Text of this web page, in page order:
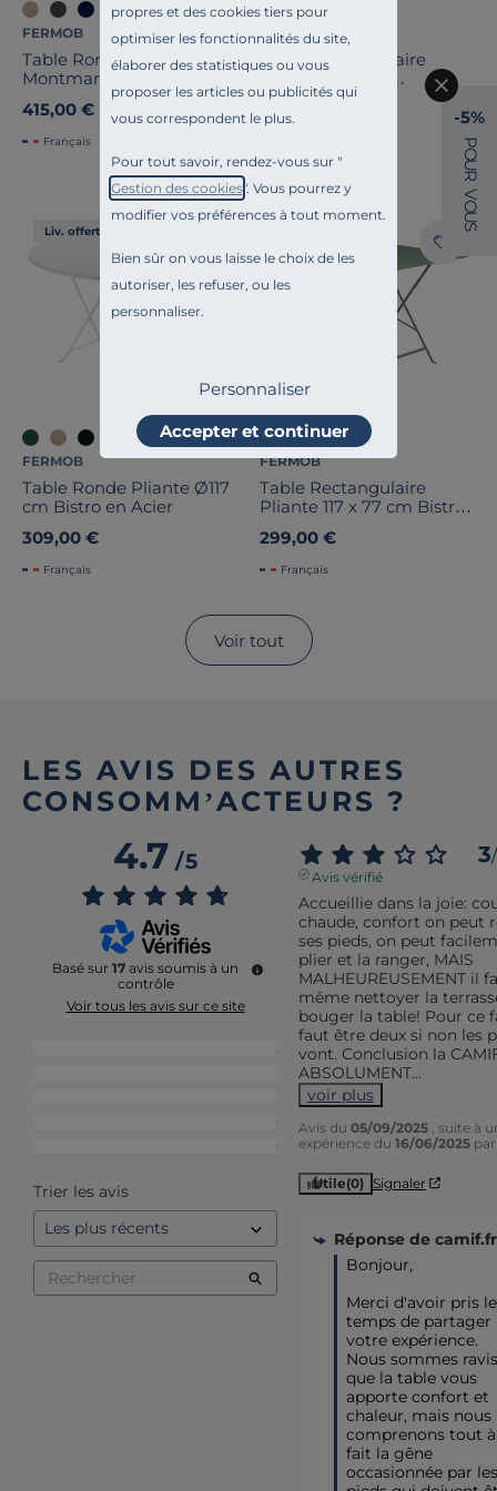
propres et des cookies tiers pour
optimiser les fonctionnalités du site,
élaborer des statistiques ou vous
proposer les articles ou publicités qui
vous correspondent le plus.
Pour tout savoir, rendez-vous sur "
Gestion des cookies". Vous pourrez y
modifier vos préférences à tout moment.
Bien sûr on vous laisse le choix de les
autoriser, les refuser, ou les
personnaliser.
Personnaliser
Accepter et continuer
+5
FERMOB
Table Ronde Ø117 cm
Montmartre en Acier
415,00 €
Français
LAFUMA
Table Rectangulaire
Colorblock
179,00 €
Liv. offerte
+7
FERMOB
Table Ronde Pliante Ø117
cm Bistro en Acier
309,00 €
Français
+8
FERMOB
Table Rectangulaire
Pliante 117 x 77 cm Bistro
299,00 €
Français
Voir tout
LES AVIS DES AUTRES
CONSOMM’ACTEURS ?
4.7/5
Basé sur 17 avis soumis à un
contrôle
Voir tous les avis sur ce site
14
2
0
0
Trier les avis
3/
Avis vérifié
Accueillie dans la joie:
chaude, confort on peut
ses pieds, on peut
plier et la ranger, MAIS
MALHEUREUSEMENT il
même nettoyer la
bouger la table! Pour ce
faut être deux si non les
vont. Conclusion la
ABSOLUMENT...
voir plus
Avis du 05/09/2025
, suite à
expérience du 16/06/2025
Utile(0) Signaler
Réponse de camif.fr
Bonjour,
Merci d'avoir pris le
temps de partager
votre expérience.
Nous sommes ravis
que la table vous
apporte confort et
chaleur, mais nous
comprenons tout à
fait la gêne
occasionnée par les
-5%
P
O
U
R
V
O
U
S